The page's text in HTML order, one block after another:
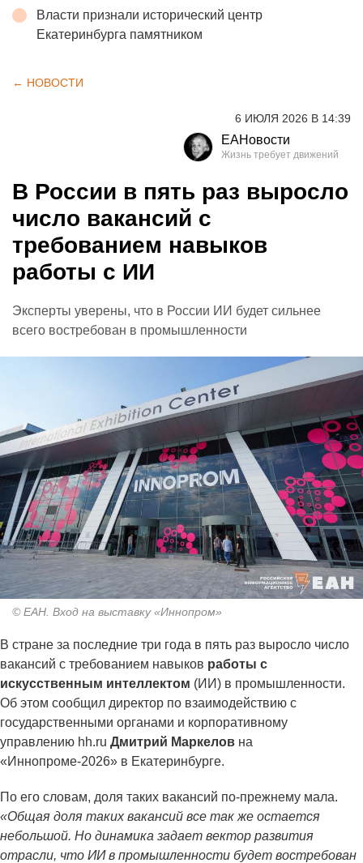
Власти признали исторический центр
Екатеринбурга памятником
← НОВОСТИ
6 ИЮЛЯ 2026 В 14:39
ЕАНовости
В России в пять раз выросло
число вакансий с
требованием навыков
работы с ИИ
Эксперты уверены, что в России ИИ будет сильнее
всего востребован в промышленности
© ЕАН. Вход на выставку «Иннопром»
В стране за последние три года в пять раз выросло число
вакансий с требованием навыков работы с
искусственным интеллектом (ИИ) в промышленности.
Об этом сообщил директор по взаимодействию с
государственными органами и корпоративному
управлению hh.ru Дмитрий Маркелов на
«Иннопроме-2026» в Екатеринбурге.
По его словам, доля таких вакансий по-прежнему мала.
«Общая доля таких вакансий все так же остается
небольшой. Но динамика задает вектор развития
отрасли, что ИИ в промышленности будет востребован